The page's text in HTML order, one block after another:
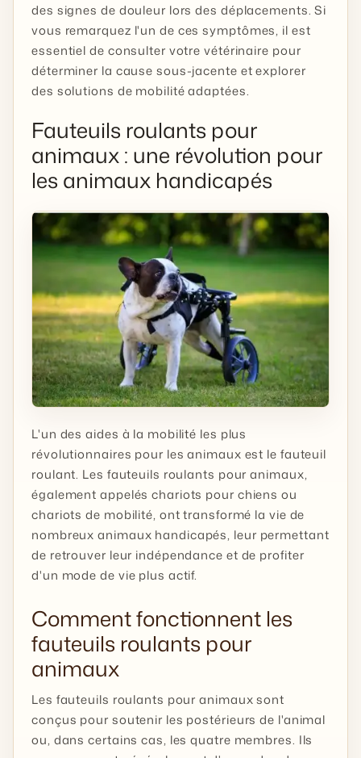
des signes de douleur lors des déplacements. Si
vous remarquez l'un de ces symptômes, il est
essentiel de consulter votre vétérinaire pour
déterminer la cause sous-jacente et explorer
des solutions de mobilité adaptées.
Fauteuils roulants pour
animaux : une révolution pour
les animaux handicapés
L'un des aides à la mobilité les plus
révolutionnaires pour les animaux est le fauteuil
roulant. Les fauteuils roulants pour animaux,
également appelés chariots pour chiens ou
chariots de mobilité, ont transformé la vie de
nombreux animaux handicapés, leur permettant
de retrouver leur indépendance et de profiter
d'un mode de vie plus actif.
Comment fonctionnent les
fauteuils roulants pour
animaux
Les fauteuils roulants pour animaux sont
conçus pour soutenir les postérieurs de l'animal
ou, dans certains cas, les quatre membres. Ils